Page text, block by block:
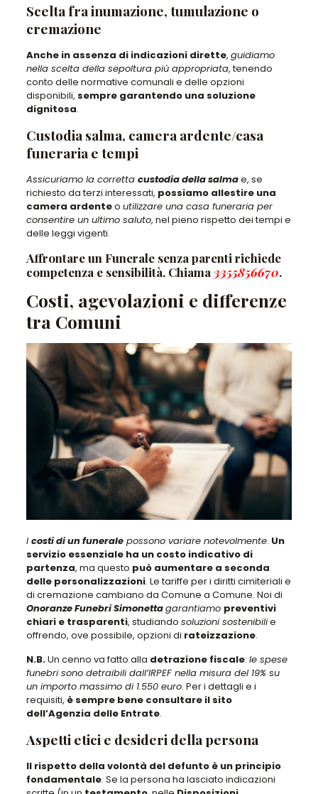
Scelta fra inumazione, tumulazione o
cremazione
Anche in assenza di indicazioni dirette, guidiamo
nella scelta della sepoltura più appropriata, tenendo
conto delle normative comunali e delle opzioni
disponibili, sempre garantendo una soluzione
dignitosa.
Custodia salma, camera ardente/casa
funeraria e tempi
Assicuriamo la corretta custodia della salmae, se
richiesto da terzi interessati, possiamo allestire una
camera ardenteo utilizzare una casa funeraria per
consentire un ultimo saluto, nel pieno rispetto dei tempi e
delle leggi vigenti.
Affrontare un Funerale senza parenti richiede
competenza e sensibilità. Chiama 3355856670.
Costi, agevolazioni e differenze
tra Comuni
I costi di un funeralepossono variare notevolmente. Un
servizio essenziale ha un costo indicativo di
partenza, ma questo può aumentare a seconda
delle personalizzazioni. Le tariffe per i diritti cimiteriali e
di cremazione cambiano da Comune a Comune. Noi di
Onoranze Funebri Simonettagarantiamo preventivi
chiari e trasparenti, studiando soluzioni sostenibilie
offrendo, ove possibile, opzioni di rateizzazione.
N.B.Un cenno va fatto alla detrazione fiscale: le spese
funebrisono detraibili dall’IRPEF nella misura del 19% su
un importo massimo di 1.550 euro. Per i dettagli e i
requisiti, è sempre bene consultare il sito
dell’Agenzia delle Entrate.
Aspetti etici e desideri della persona
Il rispetto della volontà del defunto è un principio
fondamentale. Se la persona ha lasciato indicazioni